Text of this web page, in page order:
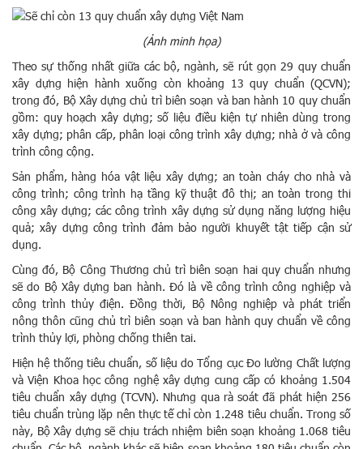
(Ảnh minh họa)
Theo sự thống nhất giữa các bộ, ngành, sẽ rút gọn 29 quy chuẩn
xây dựng hiện hành xuống còn khoảng 13 quy chuẩn (QCVN);
trong đó, Bộ Xây dựng chủ trì biên soạn và ban hành 10 quy chuẩn
gồm: quy hoạch xây dựng; số liệu điều kiện tự nhiên dùng trong
xây dựng; phân cấp, phân loại công trình xây dựng; nhà ở và công
trình công cộng.
Sản phẩm, hàng hóa vật liệu xây dựng; an toàn cháy cho nhà và
công trình; công trình hạ tầng kỹ thuật đô thị; an toàn trong thi
công xây dựng; các công trình xây dựng sử dụng năng lượng hiệu
quả; xây dựng công trình đảm bảo người khuyết tật tiếp cận sử
dụng.
Cùng đó, Bộ Công Thương chủ trì biên soạn hai quy chuẩn nhưng
sẽ do Bộ Xây dựng ban hành. Đó là về công trình công nghiệp và
công trình thủy điện. Đồng thời, Bộ Nông nghiệp và phát triển
nông thôn cũng chủ trì biên soạn và ban hành quy chuẩn về công
trình thủy lợi, phòng chống thiên tai.
Hiện hệ thống tiêu chuẩn, số liệu do Tổng cục Đo lường Chất lượng
và Viện Khoa học công nghệ xây dựng cung cấp có khoảng 1.504
tiêu chuẩn xây dựng (TCVN). Nhưng qua rà soát đã phát hiện 256
tiêu chuẩn trùng lặp nên thực tế chỉ còn 1.248 tiêu chuẩn. Trong số
này, Bộ Xây dựng sẽ chịu trách nhiệm biên soạn khoảng 1.068 tiêu